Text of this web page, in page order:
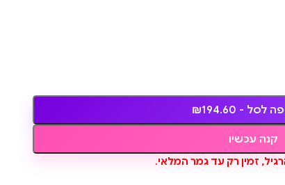
לסל - ₪194.60
קנה עכשיו
זמין רק עד גמר המלאי.